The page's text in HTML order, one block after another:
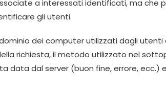
a interessati identificati, ma
gli utenti.
dei computer utilizzati dagli utenti
richiesta, il metodo utilizzato nel
data dal server (buon fine, errore,